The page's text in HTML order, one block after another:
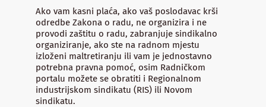
Ako vam kasni plaća, ako vaš poslodavac krši
odredbe Zakona o radu, ne organizira i ne
provodi zaštitu o radu, zabranjuje sindikalno
organiziranje, ako ste na radnom mjestu
izloženi maltretiranju ili vam je jednostavno
potrebna pravna pomoć, osim Radničkom
portalu možete se obratiti i Regionalnom
industrijskom sindikatu (RIS) ili Novom
sindikatu.